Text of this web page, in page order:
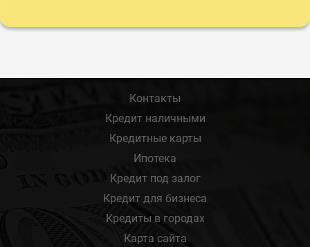
Контакты
Кредит наличными
Кредитные карты
Ипотека
Кредит под залог
Кредит для бизнеса
Кредиты в городах
Карта сайта